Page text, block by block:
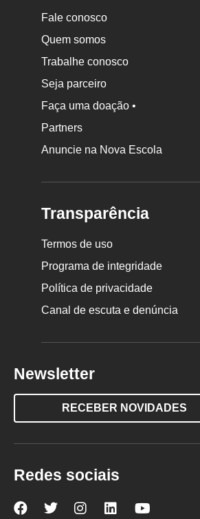
Fale conosco
Quem somos
Trabalhe conosco
Seja parceiro
Faça uma doação •
Partners
Anuncie na Nova Escola
Transparência
Termos de uso
Programa de integridade
Política de privacidade
Canal de escuta e denúncia
Newsletter
RECEBER NOVIDADES
Redes sociais
NovaNova Nova Nova